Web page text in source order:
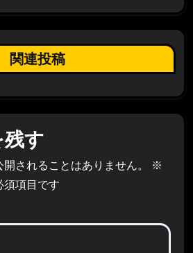
関連投稿
す
されることはありません。
※
須項目です